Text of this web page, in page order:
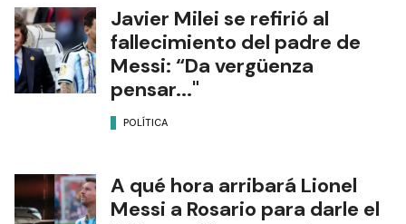
Javier Milei se refirió al
fallecimiento del padre de
Messi: “Da vergüenza
pensar..."
POLÍTICA
A qué hora arribará Lionel
Messi a Rosario para darle el